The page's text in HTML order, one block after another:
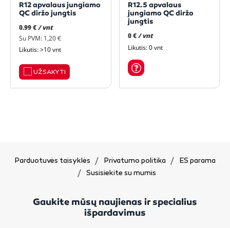
R12 apvalaus jungiamo
QC diržo jungtis
0.99 €/ vnt
Su PVM: 1,20 €
Likutis: >10 vnt
UŽSAKYTI
R12.5 apvalaus
jungiamo QC diržo
jungtis
0 € / vnt
Likutis: 0 vnt
Parduotuvės taisyklės Privatumo politika
ES parama
Susisiekite su mumis
Gaukite mūsų naujienas ir specialius
išpardavimus